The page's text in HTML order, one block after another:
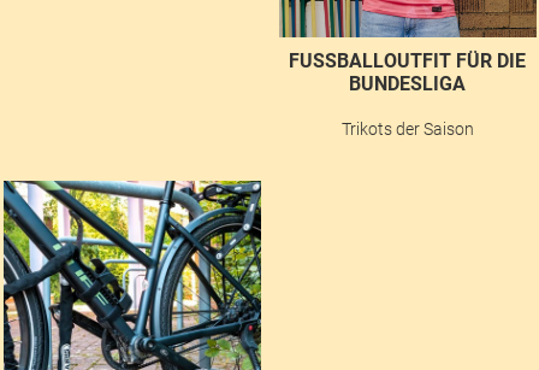
FUSSBALLOUTFIT FÜR DIE B
UNDESLIGA
Trikots der Saison